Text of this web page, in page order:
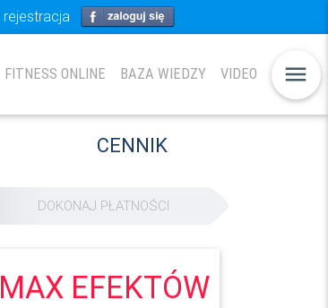
rejestracja
FITNESS ONLINE BAZA WIEDZY VIDEO menu
CENNIK
DOKONAJ PŁATNOŚCI
MAX EFEKTÓW